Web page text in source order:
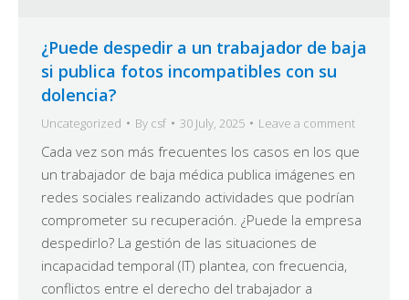
¿Puede despedir a un trabajador de baja
si publica fotos incompatibles con su
dolencia?
Uncategorized By csf 30 July, 2025 Leave a comment
Cada vez son más frecuentes los casos en los que
un trabajador de baja médica publica imágenes en
redes sociales realizando actividades que podrían
comprometer su recuperación. ¿Puede la empresa
despedirlo? La gestión de las situaciones de
incapacidad temporal (IT) plantea, con frecuencia,
conflictos entre el derecho del trabajador a